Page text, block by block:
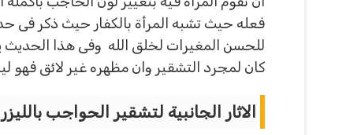
فعله حيث تشبه المرأة بالكفار حيث ذكر
للحسن المغيرات لخلق الله وفى هذا الحديث
كان لمجرد التشقير وان مظهره غير لائق فهو
الاثار الجانبية لتشقير الحواجب